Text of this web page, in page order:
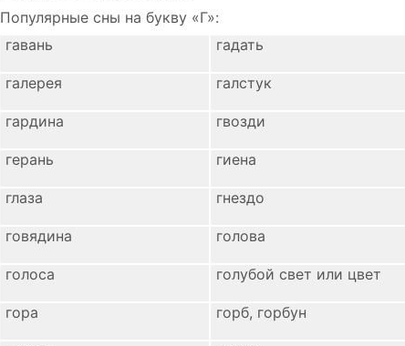
Популярные сны на букву «Г»:
гавань
гадать
галерея галстук
гардина гвозди
герань гиена
глаза гнездо
говядина голова
голоса голубой свет или цвет
гора горб, горбун